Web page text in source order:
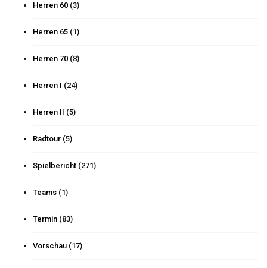
Herren 60 (3)
Herren 65 (1)
Herren 70 (8)
Herren I (24)
Herren II (5)
Radtour (5)
Spielbericht (271)
Teams (1)
Termin (83)
Vorschau (17)